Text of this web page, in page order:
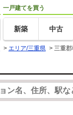
一戸建てを買う
新築 中古
> エリア/三重県 > 三重